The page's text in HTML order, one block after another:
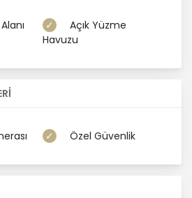
Açık Yüzme
Havuzu
Özel Güvenlik